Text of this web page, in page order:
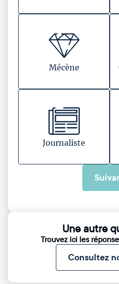
Mécène
Journaliste
Une autre
Trouvez ici les
Consultez